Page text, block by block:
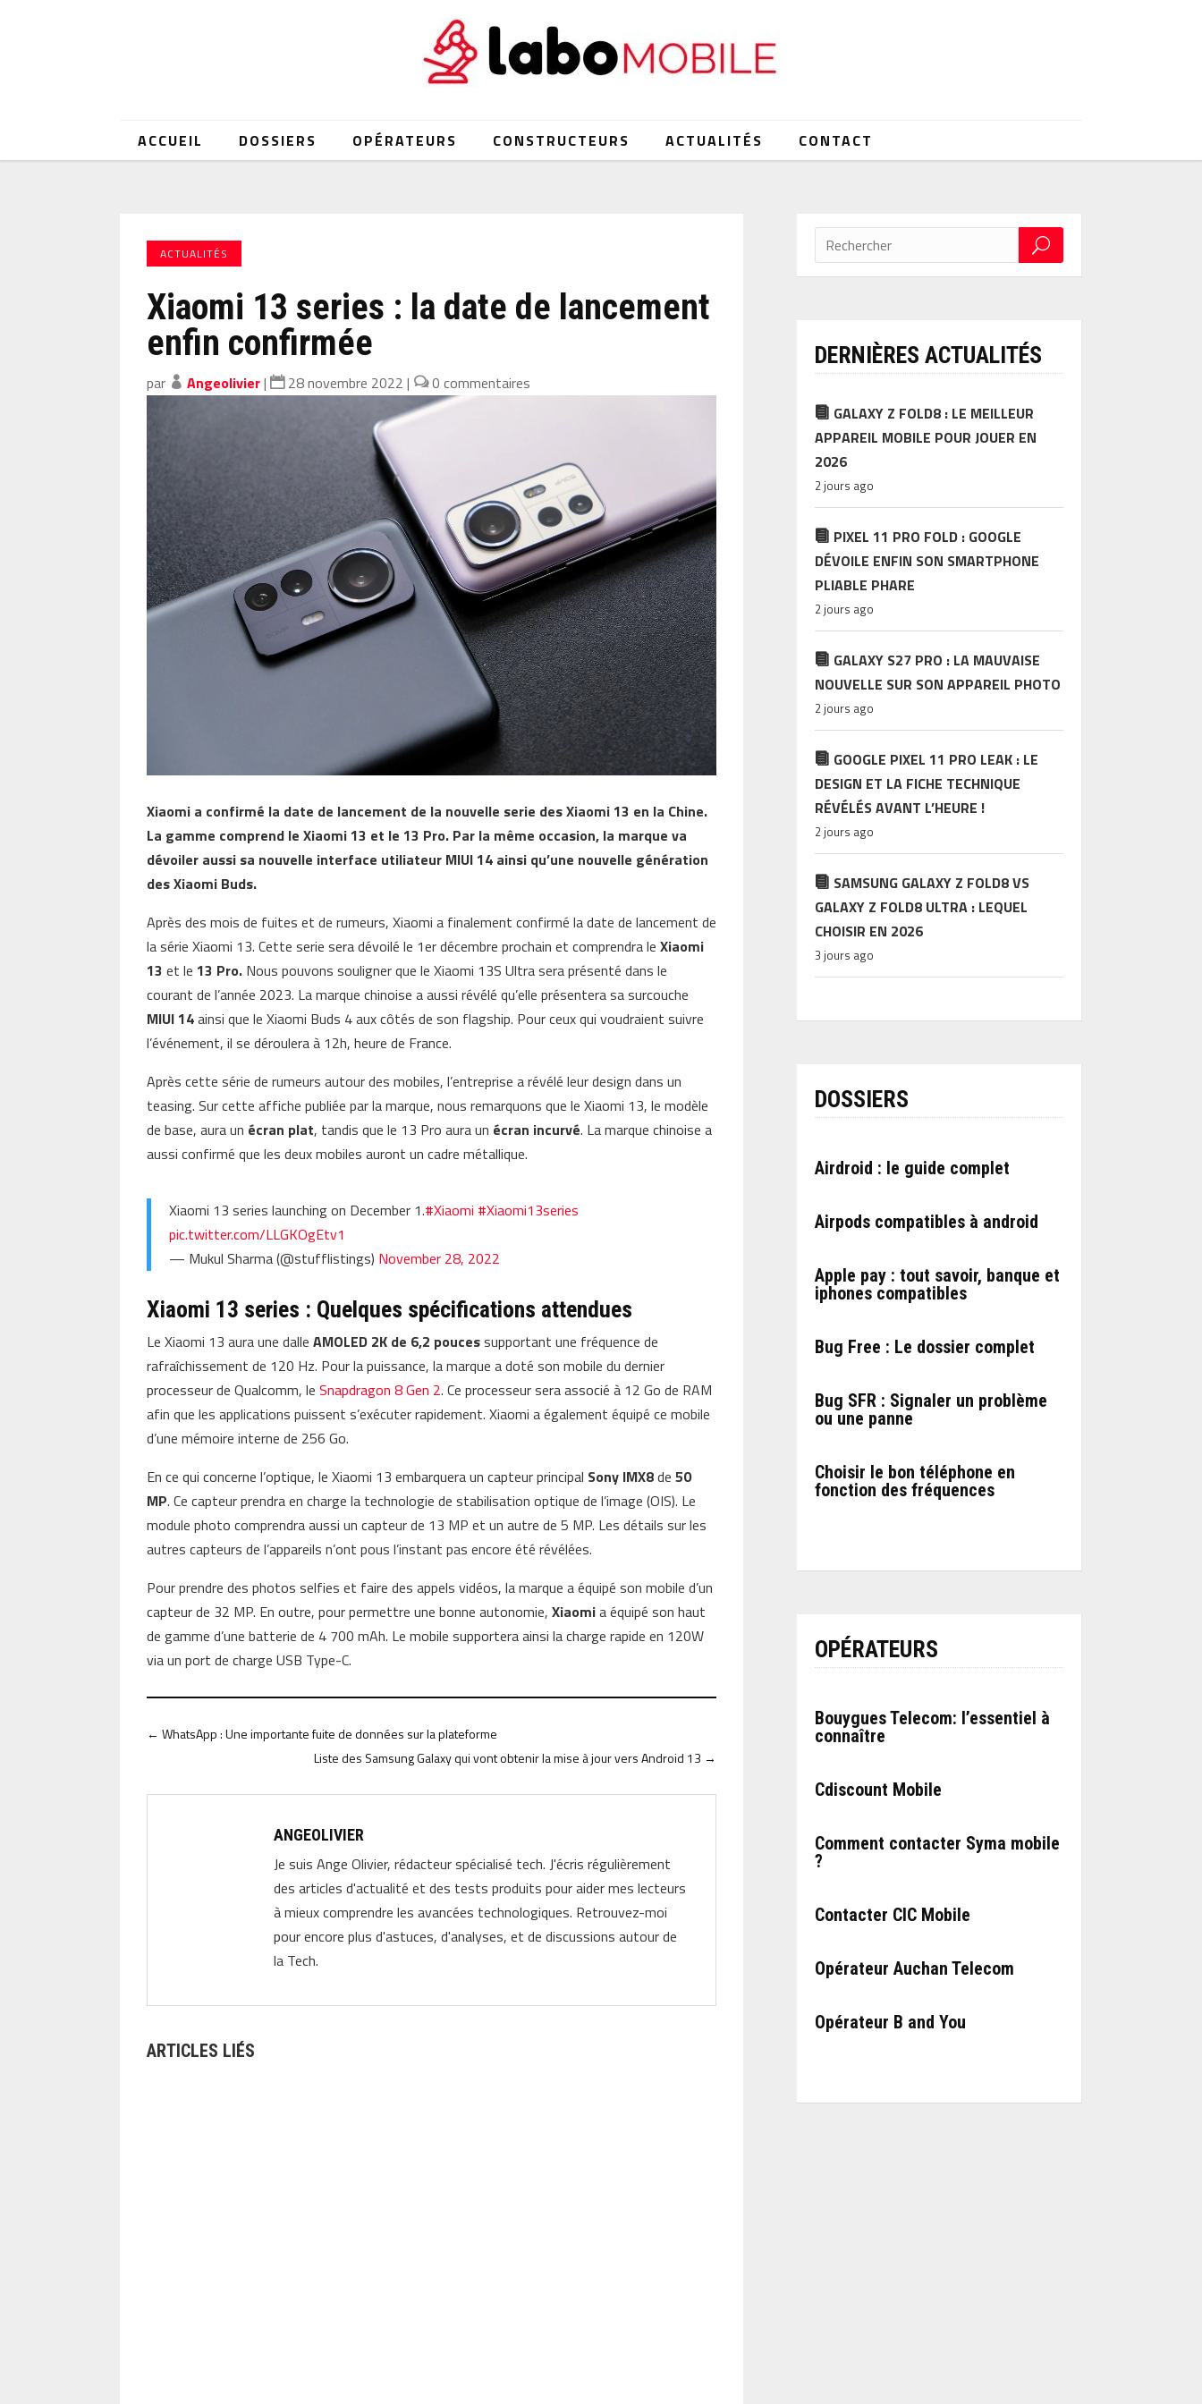
ACCUEIL DOSSIERS OPÉRATEURS CONSTRUCTEURS ACTUALITÉS CONTACT
ACTUALITÉS
Xiaomi 13 series : la date de lancement
enfin confirmée
par Angeolivier| 28 novembre 2022 | 0 commentaires
Xiaomi a confirmé la date de lancement de la nouvelle serie des Xiaomi 13 en la Chine.
La gamme comprend le Xiaomi 13 et le 13 Pro. Par la même occasion, la marque va
dévoiler aussi sa nouvelle interface utiliateur MIUI 14 ainsi qu’une nouvelle génération
des Xiaomi Buds.
Après des mois de fuites et de rumeurs, Xiaomi a finalement confirmé la date de lancement de
la série Xiaomi 13. Cette serie sera dévoilé le 1er décembre prochain et comprendra leXiaomi
13 et le 13 Pro. Nous pouvons souligner que le Xiaomi 13S Ultra sera présenté dans le
courant de l’année 2023. La marque chinoise a aussi révélé qu’elle présentera sa surcouche
MIUI 14ainsi que le Xiaomi Buds 4 aux côtés de son flagship. Pour ceux qui voudraient suivre
l’événement, il se déroulera à 12h, heure de France.
Après cette série de rumeurs autour des mobiles, l’entreprise a révélé leur design dans un
teasing. Sur cette affiche publiée par la marque, nous remarquons que le Xiaomi 13, le modèle
de base, aura un écran plat, tandis que le 13 Pro aura un écran incurvé. La marque chinoise a
aussi confirmé que les deux mobiles auront un cadre métallique.
Xiaomi 13 series launching on December 1.#Xiaomi #Xiaomi13series
pic.twitter.com/LLGKOgEtv1
— Mukul Sharma (@stufflistings) November 28, 2022
Xiaomi 13 series : Quelques spécifications attendues
Le Xiaomi 13 aura une dalleAMOLED 2K de 6,2 poucessupportant une fréquence de
rafraîchissement de 120 Hz. Pour la puissance, la marque a doté son mobile du dernier
processeur de Qualcomm, leSnapdragon 8 Gen 2. Ce processeur sera associé à 12 Go de RAM
afin que les applications puissent s’exécuter rapidement. Xiaomi a également équipé ce mobile
d’une mémoire interne de 256 Go.
En ce qui concerne l’optique, le Xiaomi 13 embarquera un capteur principal Sony IMX8de50
MP. Ce capteur prendra en charge la technologie de stabilisation optique de l’image (OIS). Le
module photo comprendra aussi un capteur de 13 MP et un autre de 5 MP. Les détails sur les
autres capteurs de l’appareils n’ont pous l’instant pas encore été révélées.
Pour prendre des photos selfies et faire des appels vidéos, la marque a équipé son mobile d’un
capteur de 32 MP. En outre, pour permettre une bonne autonomie,Xiaomia équipé son haut
de gamme d’une batterie de 4 700 mAh. Le mobile supportera ainsi la charge rapide en 120W
via un port de charge USB Type-C.
←WhatsApp : Une importante fuite de données sur la plateforme
Liste des Samsung Galaxy qui vont obtenir la mise à jour vers Android 13 →
ANGEOLIVIER
Je suis Ange Olivier, rédacteur spécialisé tech. J'écris régulièrement
des articles d'actualité et des tests produits pour aider mes lecteurs
à mieux comprendre les avancées technologiques. Retrouvez-moi
pour encore plus d'astuces, d'analyses, et de discussions autour de
la Tech.
ARTICLES LIÉS
DERNIÈRES ACTUALITÉS
GALAXY Z FOLD8 : LE MEILLEUR
APPAREIL MOBILE POUR JOUER EN
2026
2 jours ago
PIXEL 11 PRO FOLD : GOOGLE
DÉVOILE ENFIN SON SMARTPHONE
PLIABLE PHARE
2 jours ago
GALAXY S27 PRO : LA MAUVAISE
NOUVELLE SUR SON APPAREIL PHOTO
2 jours ago
GOOGLE PIXEL 11 PRO LEAK : LE
DESIGN ET LA FICHE TECHNIQUE
RÉVÉLÉS AVANT L’HEURE !
2 jours ago
SAMSUNG GALAXY Z FOLD8 VS
GALAXY Z FOLD8 ULTRA : LEQUEL
CHOISIR EN 2026
3 jours ago
DOSSIERS
Airdroid : le guide complet
Airpods compatibles à android
Apple pay : tout savoir, banque et
iphones compatibles
Bug Free : Le dossier complet
Bug SFR : Signaler un problème
ou une panne
Choisir le bon téléphone en
fonction des fréquences
OPÉRATEURS
Bouygues Telecom: l’essentiel à
connaître
Cdiscount Mobile
Comment contacter Syma mobile
?
Contacter CIC Mobile
Opérateur Auchan Telecom
Opérateur B and You